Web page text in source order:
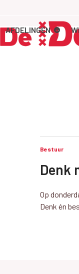
content
AFDELINGEN
Bestuur
Denk
Op
Denk én